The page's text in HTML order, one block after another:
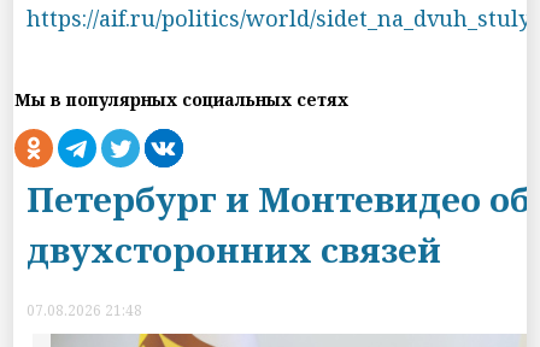
https://aif.ru/politics/world/
Мы в популярных социальных сетях
Петербург и Монтевидео
двухсторонних связей
07.08.2026 21:48